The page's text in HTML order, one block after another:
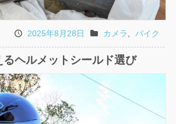
投
稿
日
2025年8月28日
カ
テ
ゴ
リ
カメラ バイク
ヘルメットシールド選び